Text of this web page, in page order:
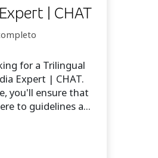
| CHAT
for a Trilingual
Expert | CHAT.
you'll ensure that
to guidelines a...